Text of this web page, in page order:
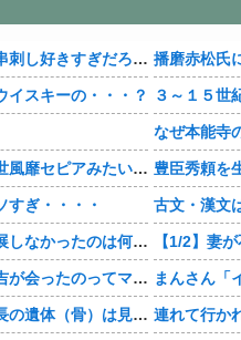
【豊臣兄弟！】秀吉って串刺し好きすぎだろ・・・？
イスキーの・・・？
【豊臣兄弟！】なんか一世風靡セピアみたいじゃね・・・？
すぎ・・・・
３～１５世紀に文明が発展しなかったのは何故か？
【豊臣兄弟！】光秀と秀吉が会ったのってマジ・・・？
なぜ本能寺の変で織田信長の遺体（骨）は見つからなかったのか
播磨赤松氏
豊臣秀頼を
古文・漢文
連れて行か